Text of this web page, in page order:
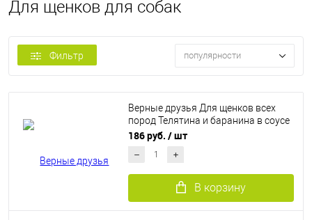
Для щенков для собак
Фильтр популярности
Верные друзья Для щенков всех
пород Телятина и баранина в соусе
(415 г)
186 руб. / шт
В корзину